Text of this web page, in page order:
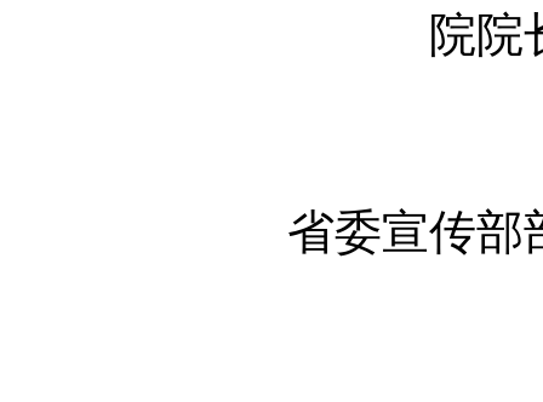
院院
省委宣传部